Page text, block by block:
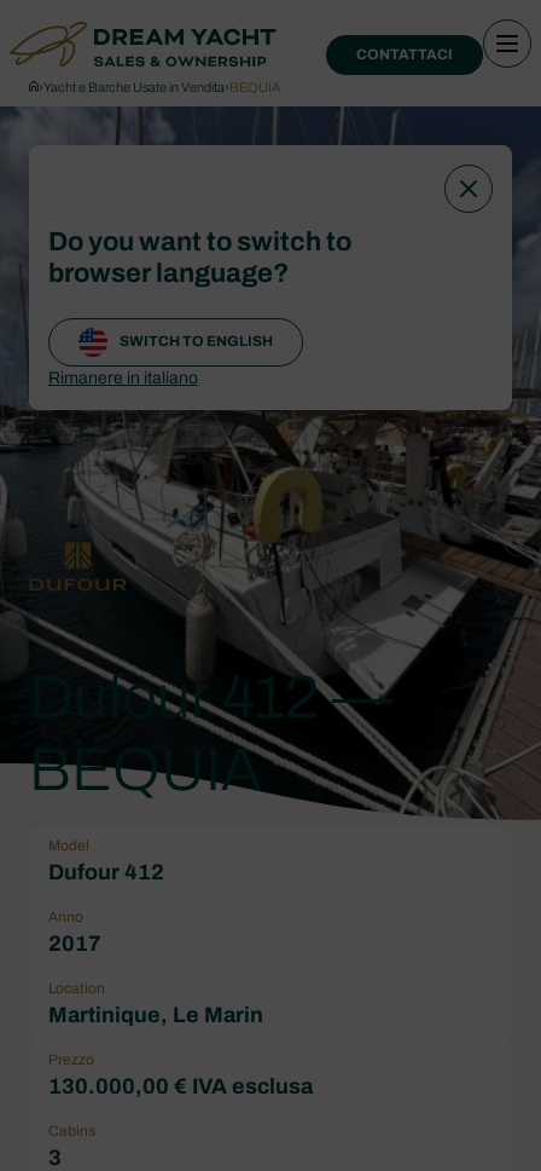
CONTATTACI
›Yacht e Barche Usate in Vendita›BEQUIA
Dufour 412 —
BEQUIA
Model
Dufour 412
Anno
2017
Location
Martinique, Le Marin
Prezzo
130.000,00 € IVA esclusa
Cabins
3
Do you want to switch to
browser language?
SWITCH TO ENGLISH
Rimanere in italiano